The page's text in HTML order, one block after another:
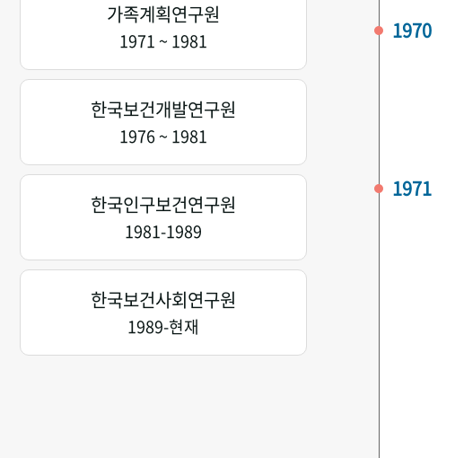
가족계획연구원
1971 ~ 1981
한국보건개발연구원
1976 ~ 1981
한국인구보건연구원
1981-1989
한국보건사회연구원
1989-현재
1970
1971